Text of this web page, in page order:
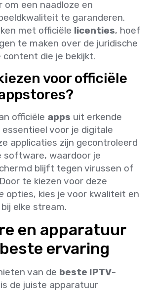
een naadloze en
te garanderen.
met officiële licenties, hoef
te maken over de juridische
die je bekijkt.
voor officiële
officiële apps uit erkende
essentieel voor je digitale
applicaties zijn gecontroleerd
software, waardoor je
blijft tegen virussen of
te kiezen voor deze
opties, kies je voor kwaliteit en
elke stream.
en apparatuur
ervaring
van de beste IPTV-
de juiste apparatuur